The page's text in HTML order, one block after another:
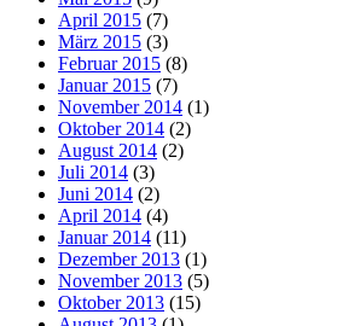
April 2015 (7)
März 2015 (3)
Februar 2015 (8)
Januar 2015 (7)
November 2014 (1)
Oktober 2014 (2)
August 2014 (2)
Juli 2014 (3)
Juni 2014 (2)
April 2014 (4)
Januar 2014 (11)
Dezember 2013 (1)
November 2013 (5)
Oktober 2013 (15)